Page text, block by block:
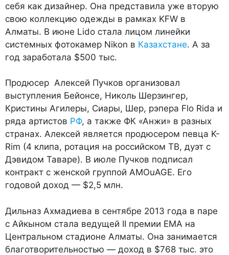
себя как дизайнер. Она представила уже вторую
свою коллекцию одежды в рамках KFW в
Алматы. В июне Lido стала лицом линейки
системных фотокамер Nikon в Казахстане. А за
год заработала $500 тыс.
Продюсер Алексей Пучков организовал
выступления Бейонсе, Николь Шерзингер,
Кристины Агилеры, Сиары, Шер, рэпера Flo Rida и
ряда артистов РФ, а также ФК «Анжи» в разных
странах. Алексей является продюсером певца K-
Rim (4 клипа, ротация на российском ТВ, дуэт с
Дэвидом Таваре). В июле Пучков подписал
контракт с женской группой AMOuAGE. Его
годовой доход — $2,5 млн.
Дильназ Ахмадиева в сентябре 2013 года в паре
с Айкыном стала ведущей II премии ЕМА на
Центральном стадионе Алматы. Она занимается
благотворительностью — доход в $768 тыс. это